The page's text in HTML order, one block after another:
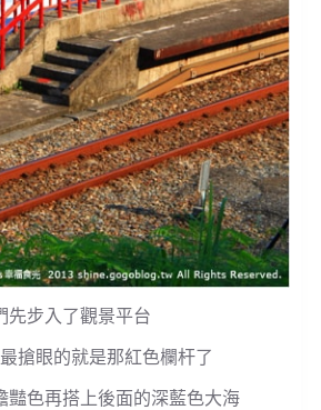
先步入了觀景平台
搶眼的就是那紅色欄杆了
豔色再搭上後面的深藍色大海